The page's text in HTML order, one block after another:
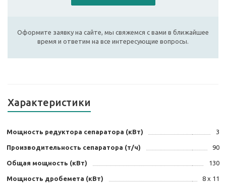
Оформите заявку на сайте, мы свяжемся с вами в ближайшее
время и ответим на все интересующие вопросы.
Характеристики
Мощность редуктора сепаратора (кВт) 3
Производительность сепаратора (т/ч) 90
Общая мощность (кВт) 130
Мощность дробемета (кВт) 8 х 11